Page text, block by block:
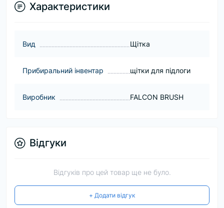
Характеристики
Вид Щітка
Прибиральний інвентар щітки для підлоги
Виробник FALCON BRUSH
Відгуки
Відгуків про цей товар ще не було.
+ Додати відгук